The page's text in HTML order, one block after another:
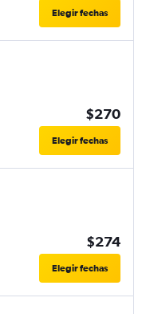
Elegir fechas
$270
Elegir fechas
$274
Elegir fechas